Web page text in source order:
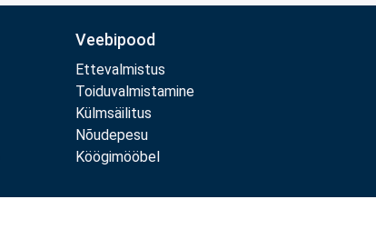
Veebipood
Ettevalmistus
Toiduvalmistamine
Külmsäilitus
Nõudepesu
Köögimööbel